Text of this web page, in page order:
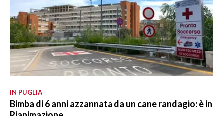
IN PUGLIA
Bimba di 6 anni azzannata da un cane randagio: è in